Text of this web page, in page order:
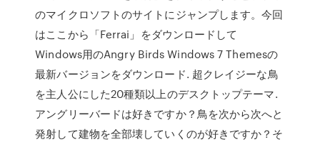
のマイクロソフトのサイトにジャンプします。今回
はここから「Ferrai」をダウンロードして
Windows用のAngry Birds Windows 7 Themesの
最新バージョンをダウンロード. 超クレイジーな鳥
を主人公にした20種類以上のデスクトップテーマ.
アングリーバードは好きですか？鳥を次から次へと
発射して建物を全部壊していくのが好きですか？そ